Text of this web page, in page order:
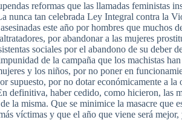
reformas que las llamadas feministas
tan celebrada Ley Integral contra la
este año por hombres que muchos
por abandonar a las mujeres
sociales por el abandono de su deber
de la campaña que los machistas
y los niños, por no poner en
supuesto, por no dotar económicamente a
haber cedido, como hicieron, las
la misma. Que se minimice la masacre que
víctimas y que el año que viene será